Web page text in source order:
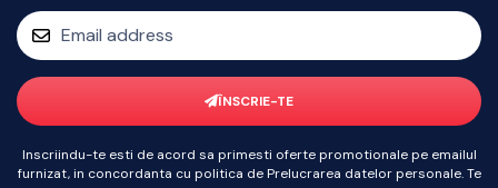
ÎNSCRIE-TE
Inscriindu-te esti de acord sa primesti oferte promotionale pe emailul
furnizat, in concordanta cu politica de Prelucrarea datelor personale. Te